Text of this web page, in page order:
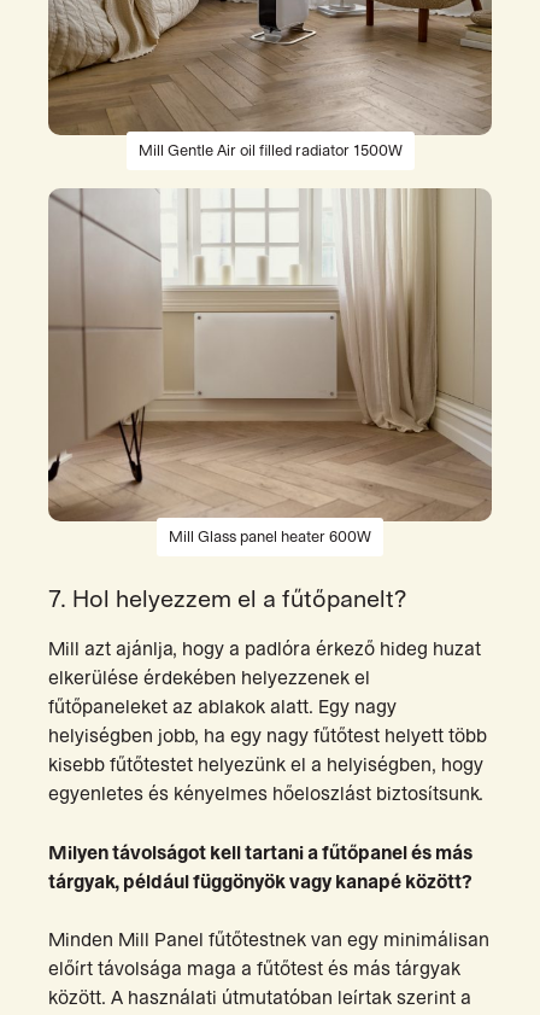
Mill Gentle Air oil filled radiator 1500W
Mill Glass panel heater 600W
7. Hol helyezzem el a fűtőpanelt?
Mill azt ajánlja, hogy a padlóra érkező hideg huzat
elkerülése érdekében helyezzenek el
fűtőpaneleket az ablakok alatt. Egy nagy
helyiségben jobb, ha egy nagy fűtőtest helyett több
kisebb fűtőtestet helyezünk el a helyiségben, hogy
egyenletes és kényelmes hőeloszlást biztosítsunk.
Milyen távolságot kell tartani a fűtőpanel és más
tárgyak, például függönyök vagy kanapé között?
Minden Mill Panel fűtőtestnek van egy minimálisan
előírt távolsága maga a fűtőtest és más tárgyak
között. A használati útmutatóban leírtak szerint a